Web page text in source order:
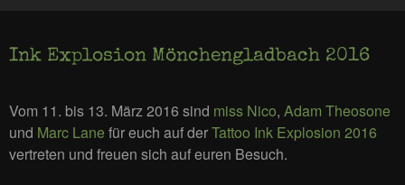
Ink Explosion Mönchengladbach 2016
Vom 11. bis 13. März 2016 sind miss Nico, Adam Theosone
und Marc Lane für euch auf derTattoo Ink Explosion 2016
vertreten und freuen sich auf euren Besuch.